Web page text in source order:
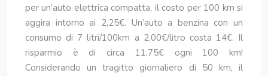
per un’auto elettrica compatta, il costo per 100 km si
aggira intorno ai 2,25€. Un’auto a benzina con un
consumo di 7 litri/100km a 2,00€/litro costa 14€. Il
risparmio è di circa 11,75€ ogni 100 km!
Considerando un tragitto giornaliero di 50 km, il